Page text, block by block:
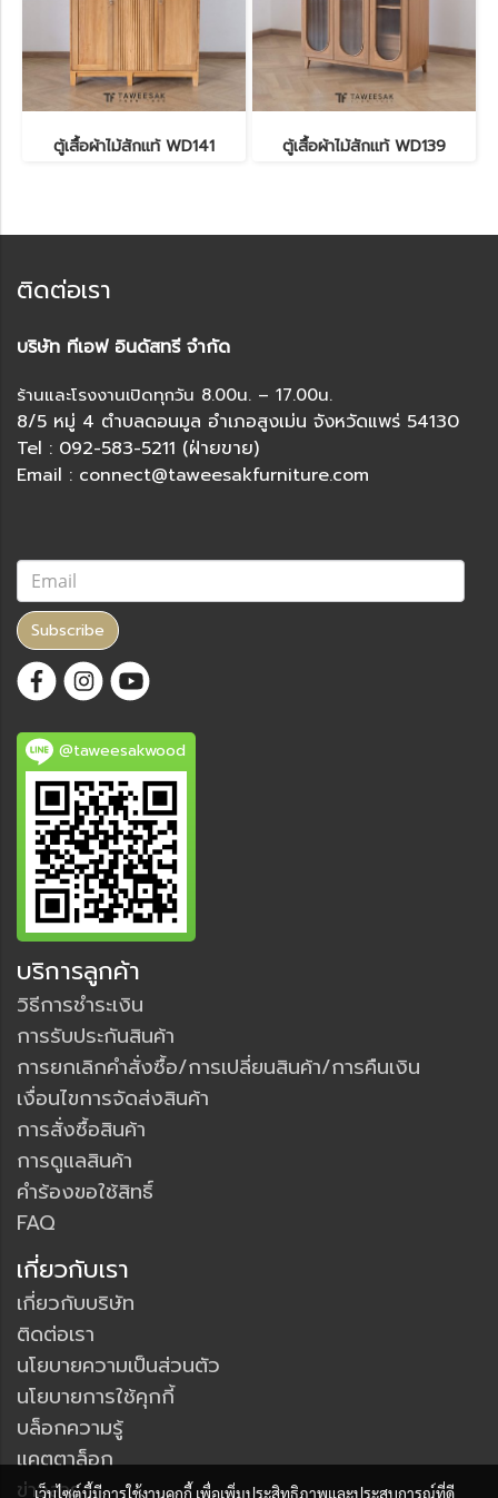
ตู้เสื้อผ้าไม้สักแท้ WD141 ตู้เสื้อผ้าไม้สักแท้ WD139
ติดต่อเรา
บริษัท ทีเอฟ อินดัสทรี จำกัด
ร้านและโรงงานเปิดทุกวัน 8.00น. – 17.00น.
8/5 หมู่ 4 ตำบลดอนมูล อำเภอสูงเม่น จังหวัดแพร่ 54130
Tel : 092-583-5211 (ฝ่ายขาย)
Email : connect@taweesakfurniture.com
Subscribe
@taweesakwood
บริการลูกค้า
วิธีการชำระเงิน
การรับประกันสินค้า
การยกเลิกคำสั่งซื้อ/การเปลี่ยนสินค้า/การคืนเงิน
เงื่อนไขการจัดส่งสินค้า
การสั่งซื้อสินค้า
การดูแลสินค้า
คำร้องขอใช้สิทธิ์
FAQ
เกี่ยวกับเรา
เกี่ยวกับบริษัท
ติดต่อเรา
นโยบายความเป็นส่วนตัว
นโยบายการใช้คุกกี้
บล็อกความรู้
แคตตาล็อก
ข่าวสาร
เว็บไซต์นี้มีการใช้งานคุกกี้ เพื่อเพิ่มประสิทธิภาพและประสบการณ์ที่ดี